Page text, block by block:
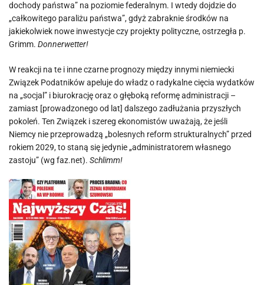
dochody państwa” na poziomie federalnym. I wtedy dojdzie do
„całkowitego paraliżu państwa”, gdyż zabraknie środków na
jakiekolwiek nowe inwestycje czy projekty polityczne, ostrzegła p.
Grimm. Donnerwetter!
W reakcji na te i inne czarne prognozy między innymi niemiecki
Związek Podatników apeluje do władz o radykalne cięcia wydatków
na „socjal” i biurokrację oraz o głęboką reformę administracji –
zamiast [prowadzonego od lat] dalszego zadłużania przyszłych
pokoleń. Ten Związek i szereg ekonomistów uważają, że jeśli
Niemcy nie przeprowadzą „bolesnych reform strukturalnych” przed
rokiem 2029, to staną się jedynie „administratorem własnego
zastoju” (wg faz.net). Schlimm!